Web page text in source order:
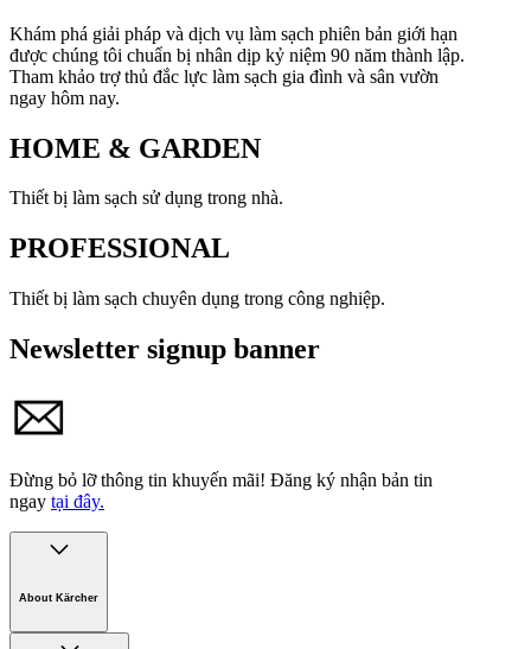
Khám phá giải pháp và dịch vụ làm sạch phiên bản giới hạn
được chúng tôi chuẩn bị nhân dịp kỷ niệm 90 năm thành lập.
Tham khảo trợ thủ đắc lực làm sạch gia đình và sân vườn
ngay hôm nay.
HOME & GARDEN
Thiết bị làm sạch sử dụng trong nhà.
PROFESSIONAL
Thiết bị làm sạch chuyên dụng trong công nghiệp.
Newsletter signup banner
Đừng bỏ lỡ thông tin khuyến mãi! Đăng ký nhận bản tin
ngay tại đây.
About Kärcher